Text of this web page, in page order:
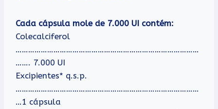
Cada cápsula mole de 7.000 UI contém:
Colecalciferol
……………………………………………………………………………
……. 7.000 UI
Excipientes* q.s.p.
……………………………………………………………………………
…1 cápsula